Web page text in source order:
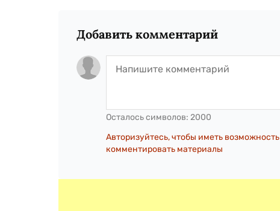
Добавить комментарий
Осталось символов: 2000
Авторизуйтесь, чтобы иметь возможность
комментировать материалы